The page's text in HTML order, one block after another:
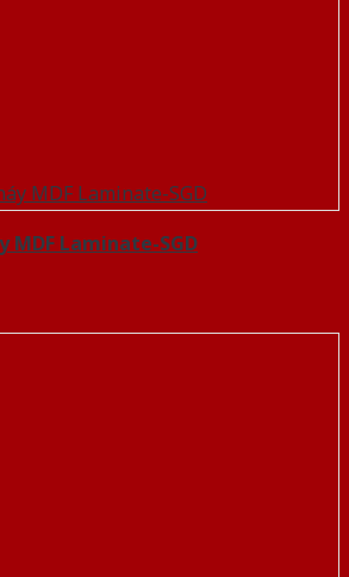
MDF Laminate-SGD